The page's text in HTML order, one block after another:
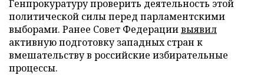
Генпрокуратуру проверить деятельность этой
политической силы перед парламентскими
выборами. Ранее Совет Федерациивыявил
активную подготовку западных стран к
вмешательству в российские избирательные
процессы.